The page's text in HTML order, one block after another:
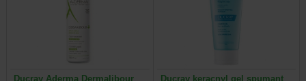
Ducray Aderma Dermalibour
Ducray keracnyl gel spumant